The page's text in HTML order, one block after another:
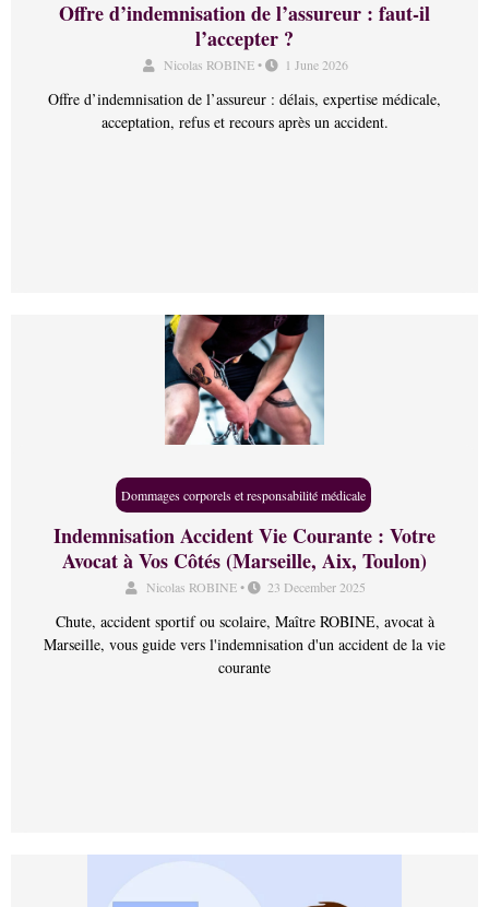
Offre d’indemnisation de l’assureur : faut-il
l’accepter ?
Nicolas ROBINE• 1 June 2026
Offre d’indemnisation de l’assureur : délais, expertise médicale,
acceptation, refus et recours après un accident.
Dommages corporels et responsabilité médicale
Indemnisation Accident Vie Courante : Votre
Avocat à Vos Côtés (Marseille, Aix, Toulon)
Nicolas ROBINE• 23 December 2025
Chute, accident sportif ou scolaire, Maître ROBINE, avocat à
Marseille, vous guide vers l'indemnisation d'un accident de la vie
courante